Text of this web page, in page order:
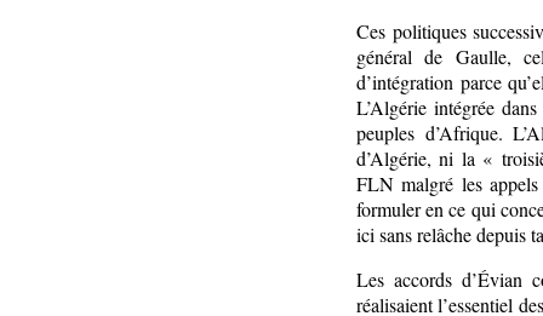
Ces politiques
général de Gaulle,
d’intégration parce
L’Algérie intégrée
peuples d’Afrique.
d’Algérie, ni la «
FLN malgré les
formuler en ce qui
ici sans relâche depuis
Les accords d’Évian
réalisaient l’essentiel